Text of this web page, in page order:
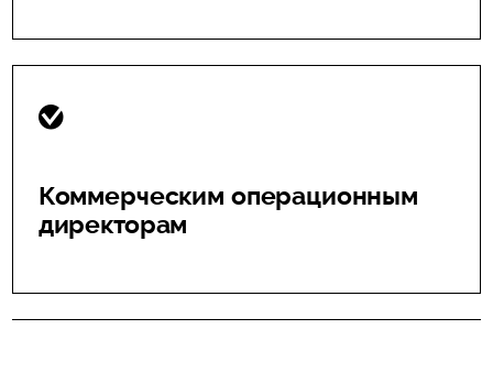
Коммерческим операционным
директорам